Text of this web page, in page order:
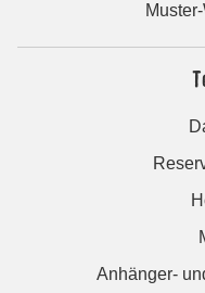
Anhänger-